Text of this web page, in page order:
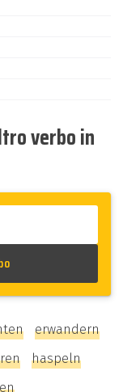
verbo in
erwandern
haspeln